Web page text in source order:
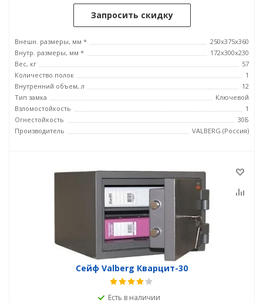
Запросить скидку
Внешн. размеры, мм *
250x375x360
Внутр. размеры, мм *
172x300x230
Вес, кг
57
Количество полок
1
Внутренний объем, л
12
Тип замка
Ключевой
Взломостойкость
1
Огнестойкость
30Б
Производитель
VALBERG (Россия)
Сейф Valberg Кварцит-30
Есть в наличии